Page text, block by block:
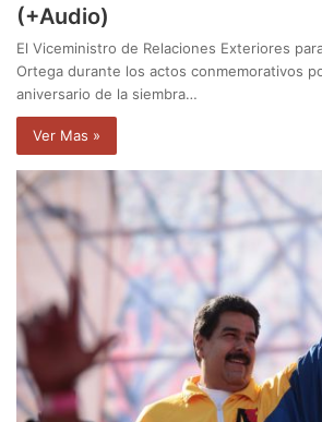
(+Audio)
El Viceministro de Relaciones Exteriores
Ortega durante los actos conmemorativos
aniversario de la siembra…
Ver Mas »